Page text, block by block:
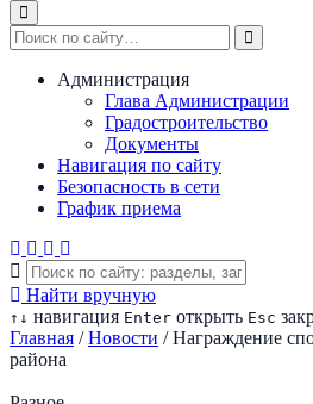
Администрация
Глава Администрации
Градостроительство
Документы
Навигация по сайту
Безопасность в сети
График приема
Найти вручную
↑ ↓ навигация Enter открыть Esc
Главная / Новости / Награждение
района